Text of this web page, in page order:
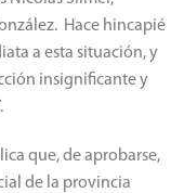
Hace hincapié
a esta situación, y
insignificante y
que, de aprobarse,
de la provincia